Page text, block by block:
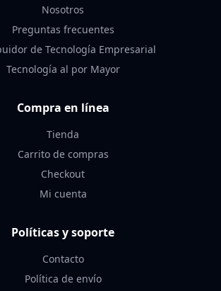
Nosotros
Preguntas frecuentes
de Tecnología Empresarial
Tecnología al por Mayor
Compra en línea
Tienda
Carrito de compras
Checkout
Mi cuenta
Políticas y soporte
Contacto
Política de envío